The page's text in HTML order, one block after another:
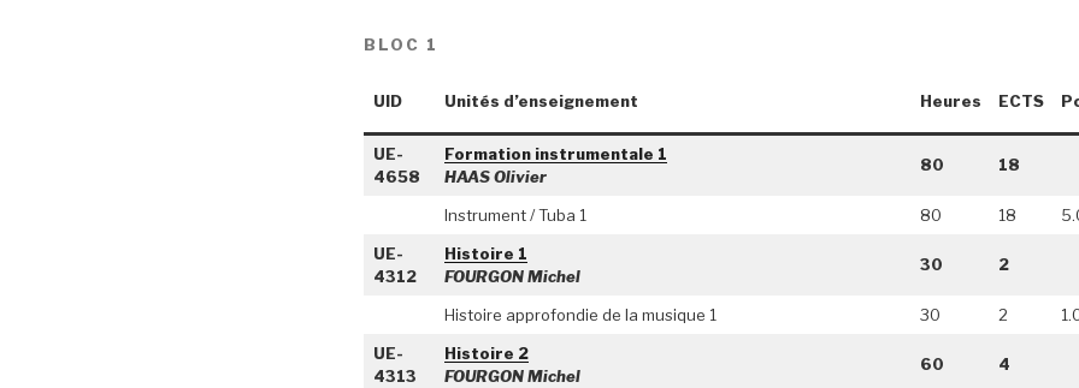
BLOC 1
UID Unités d’enseignement Heures ECTS
UE-
4658
Formation instrumentale 1
HAAS Olivier
80 18
Instrument / Tuba 1
80 18
UE-
4312
Histoire 1
FOURGON Michel
30 2
Histoire approfondie de la musique 1 30 2
UE-
4313
Histoire 2
FOURGON Michel
60 4